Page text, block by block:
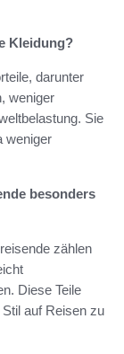
Kleidung?
darunter
weniger
Sie
weniger
besonders
zählen
Diese Teile
auf Reisen zu